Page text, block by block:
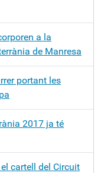
a la
de Manresa
portant les
2017 ja té
cartell del Circuit